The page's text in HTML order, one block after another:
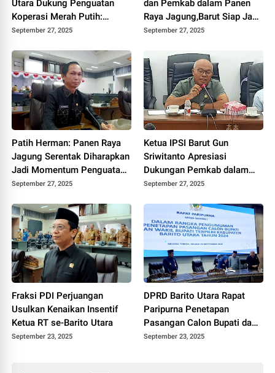
Utara Dukung Penguatan
Koperasi Merah Putih:
Dorong Kemandirian
September 27, 2025
dan Pemkab dalam Panen
Raya Jagung,Barut Siap Jadi
Lumbung Pangan Kalteng
September 27, 2025
Patih Herman: Panen Raya
Jagung Serentak Diharapkan
Jadi Momentum Penguatan
Ketahanan Pangan Barut
September 27, 2025
Ketua IPSI Barut Gun
Sriwitanto Apresiasi
Dukungan Pemkab dalam
Festival Pencak Silat Bupati
September 27, 2025
Fraksi PDI Perjuangan
Usulkan Kenaikan Insentif
Ketua RT se-Barito Utara
September 23, 2025
DPRD Barito Utara Rapat
Paripurna Penetapan
Pasangan Calon Bupati dan
Wakil Bupati Terpilih 2024
September 23, 2025